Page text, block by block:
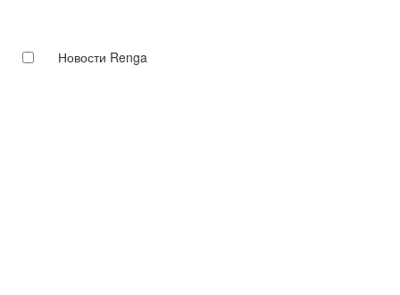
Новости Renga